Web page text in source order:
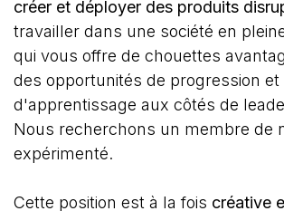
créer et déployer des produits
travailler dans une société en
qui vous offre de chouettes
des opportunités de progression et
d'apprentissage aux côtés de
Nous recherchons un membre de
expérimenté.
Cette position est à la fois créative